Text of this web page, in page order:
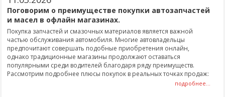
Поговорим о преимуществе покупки автозапчастей
и масел в офлайн магазинах.
Покупка запчастей и смазочных материалов является важной
частью обслуживания автомобиля. Многие автовладельцы
предпочитают совершать подобные приобретения онлайн,
однако традиционные магазины продолжают оставаться
популярными среди водителей благодаря ряду преимуществ.
Рассмотрим подробнее плюсы покупок в реальных точках продаж:
подробнее...